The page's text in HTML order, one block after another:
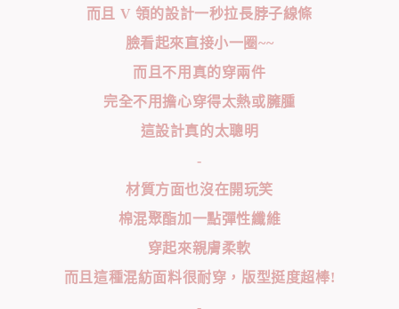
而且 V 領的設計一秒拉長脖子線條
臉看起來直接小一圈~~
而且不用真的穿兩件
完全不用擔心穿得太熱或臃腫
這設計真的太聰明
-
材質方面也沒在開玩笑
棉混聚酯加一點彈性纖維
穿起來親膚柔軟
而且這種混紡面料很耐穿，版型挺度超棒!